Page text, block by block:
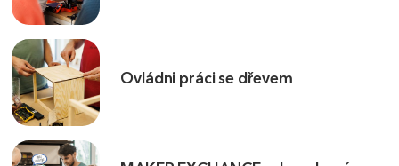
Ovládni práci se dřevem